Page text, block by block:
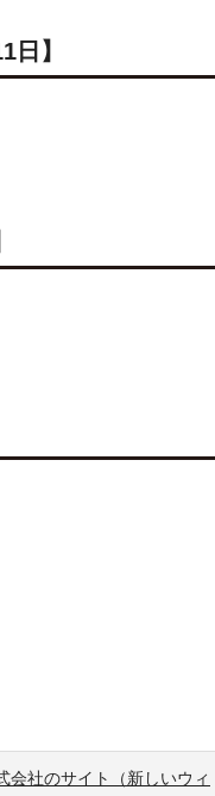
】
会社のサイト（新しいウィ